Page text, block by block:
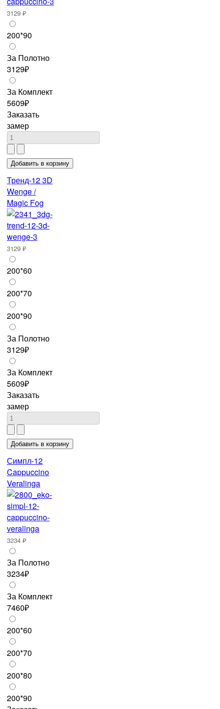
3129 ₽
200*90
За Полотно
3129₽
За Комплект
5609₽
Заказать
замер
Тренд-12 3D
Wenge /
Magic Fog
3129 ₽
200*60
200*70
200*90
За Полотно
3129₽
За Комплект
5609₽
Заказать
замер
Симпл-12
Cappuccino
Veralinga
3234 ₽
За Полотно
3234₽
За Комплект
7460₽
200*60
200*70
200*80
200*90